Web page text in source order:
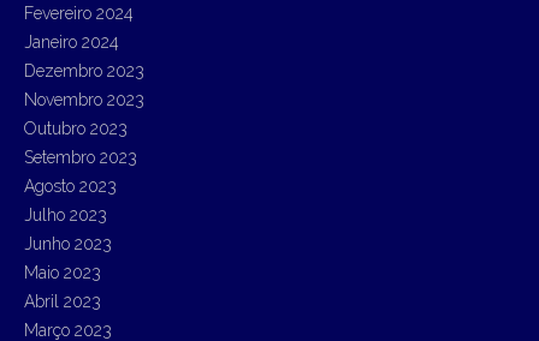
Fevereiro 2024
Janeiro 2024
Dezembro 2023
Novembro 2023
Outubro 2023
Setembro 2023
Agosto 2023
Julho 2023
Junho 2023
Maio 2023
Abril 2023
Março 2023